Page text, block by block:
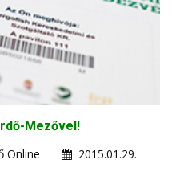
Mezővel!
Online
2015.01.29.